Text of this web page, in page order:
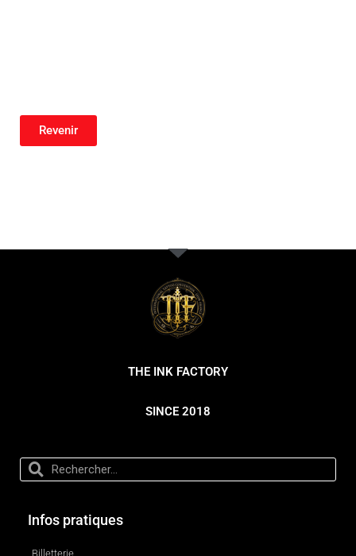
Revenir
THE INK FACTORY
SINCE 2018
Infos pratiques
Billetterie